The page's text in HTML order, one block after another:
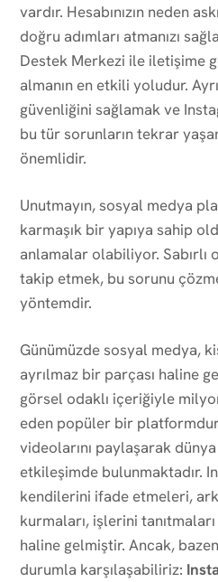
vardır. Hesabınızın neden
doğru adımları atmanızı
Destek Merkezi ile iletişime
almanın en etkili yoludur.
güvenliğini sağlamak ve
bu tür sorunların tekrar
önemlidir.
Unutmayın, sosyal medya
karmaşık bir yapıya sahip
anlamalar olabiliyor. Sabırlı
takip etmek, bu sorunu
yöntemdir.
Günümüzde sosyal medya,
ayrılmaz bir parçası haline
görsel odaklı içeriğiyle
eden popüler bir
videolarını paylaşarak
etkileşimde bulunmaktadır.
kendilerini ifade etmeleri,
kurmaları, işlerini
haline gelmiştir. Ancak,
durumla karşılaşabiliriz: